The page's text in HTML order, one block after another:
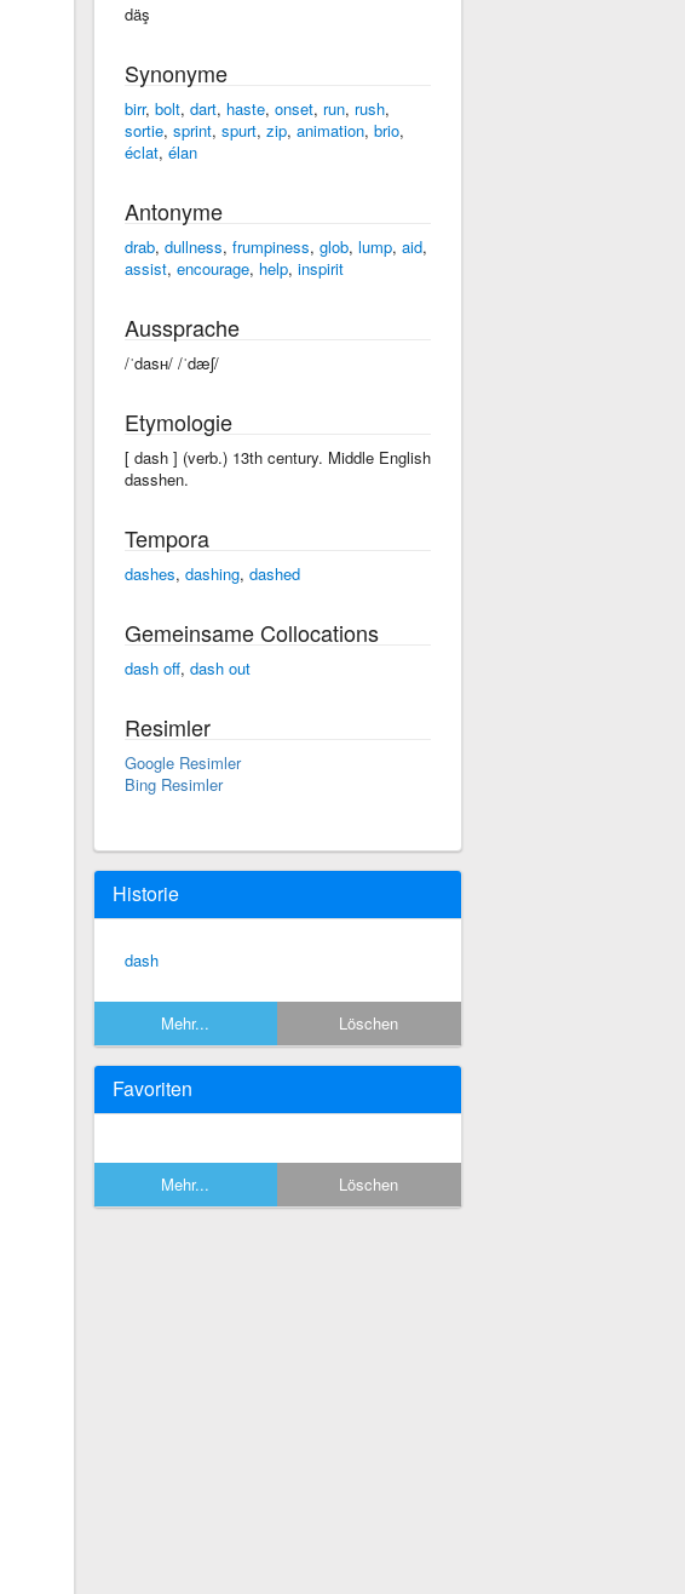
däş
Synonyme
birr, bolt, dart, haste, onset, run, rush,
sortie, sprint, spurt, zip, animation, brio,
éclat, élan
Antonyme
drab, dullness, frumpiness, glob, lump, aid,
assist, encourage, help, inspirit
Aussprache
/ˈdasʜ/ /ˈdæʃ/
Etymologie
[ dash ] (verb.) 13th century. Middle English
dasshen.
Tempora
dashes, dashing, dashed
Gemeinsame Collocations
dash off, dash out
Resimler
Google Resimler
Bing Resimler
Historie
dash
Mehr... Löschen
Favoriten
Mehr... Löschen